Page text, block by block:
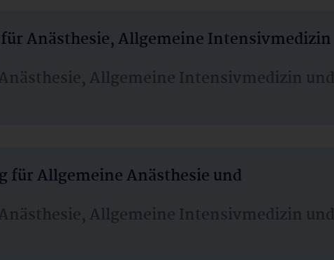
Anästhesie, Allgemeine Intensivmedizin
Allgemeine Intensivmedizin und
für Allgemeine Anästhesie und
Allgemeine Intensivmedizin und